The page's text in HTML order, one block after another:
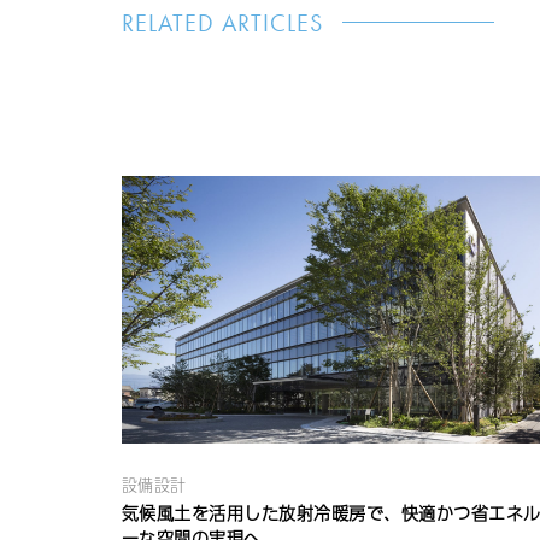
RELATED ARTICLES
設備設計
気候風土を活用した放射冷暖房で、快適かつ省エネ